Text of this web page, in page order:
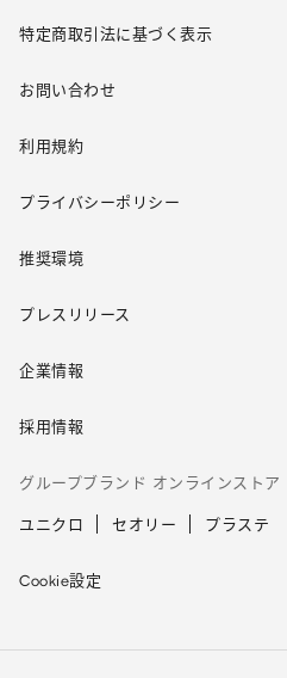
特定商取引法に基づく表示
お問い合わせ
利用規約
プライバシーポリシー
推奨環境
プレスリリース
企業情報
採用情報
グループブランド オンラインストア
ユニクロ セオリー プラステ
Cookie設定